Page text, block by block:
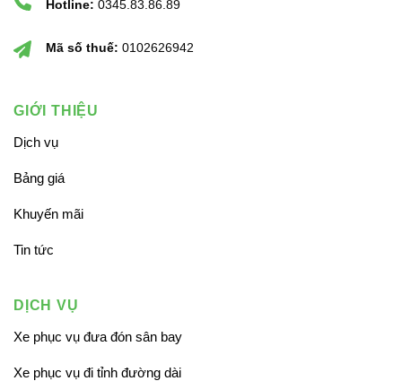
Hotline: 0345.83.86.89
Mã số thuế: 0102626942
GIỚI THIỆU
Dịch vụ
Bảng giá
Khuyến mãi
Tin tức
DỊCH VỤ
Xe phục vụ đưa đón sân bay
Xe phục vụ đi tỉnh đường dài